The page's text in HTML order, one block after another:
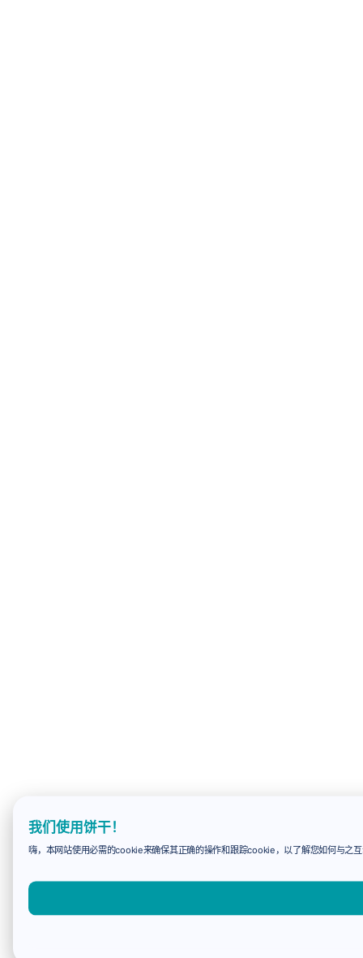
我们使用饼干！
嗨，本网站使用必需的cookie来确保其正确的操作和跟踪cookie，以了解您如何与之